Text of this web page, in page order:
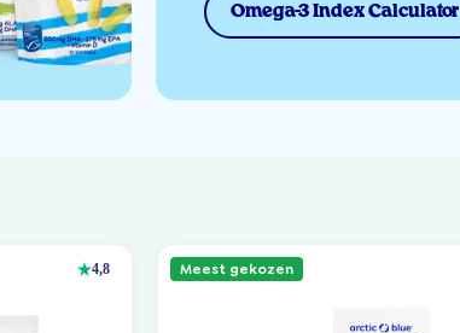
Omega-3 Index Calculator
4,8 Meest gekozen